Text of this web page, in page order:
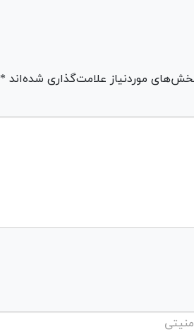
موردنیاز علامت‌گذاری شده‌اند *